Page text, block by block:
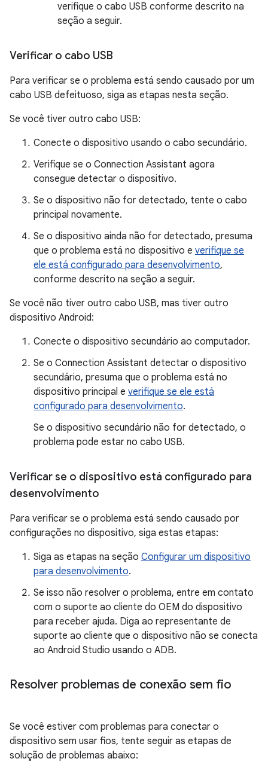
verifique o cabo USB conforme descrito na
seção a seguir.
Verificar o cabo USB
Para verificar se o problema está sendo causado por um
cabo USB defeituoso, siga as etapas nesta seção.
Se você tiver outro cabo USB:
Conecte o dispositivo usando o cabo secundário.
Verifique se o Connection Assistant agora
consegue detectar o dispositivo.
Se o dispositivo não for detectado, tente o cabo
principal novamente.
Se o dispositivo ainda não for detectado, presuma
que o problema está no dispositivo e verifique se
ele está configurado para desenvolvimento,
conforme descrito na seção a seguir.
Se você não tiver outro cabo USB, mas tiver outro
dispositivo Android:
Conecte o dispositivo secundário ao computador.
Se o Connection Assistant detectar o dispositivo
secundário, presuma que o problema está no
dispositivo principal e verifique se ele está
configurado para desenvolvimento.
Se o dispositivo secundário não for detectado, o
problema pode estar no cabo USB.
Verificar se o dispositivo está configurado para
desenvolvimento
Para verificar se o problema está sendo causado por
configurações no dispositivo, siga estas etapas:
Siga as etapas na seção Configurar um dispositivo
para desenvolvimento.
Se isso não resolver o problema, entre em contato
com o suporte ao cliente do OEM do dispositivo
para receber ajuda. Diga ao representante de
suporte ao cliente que o dispositivo não se conecta
ao Android Studio usando o ADB.
Resolver problemas de conexão sem fio
Se você estiver com problemas para conectar o
dispositivo sem usar fios, tente seguir as etapas de
solução de problemas abaixo: